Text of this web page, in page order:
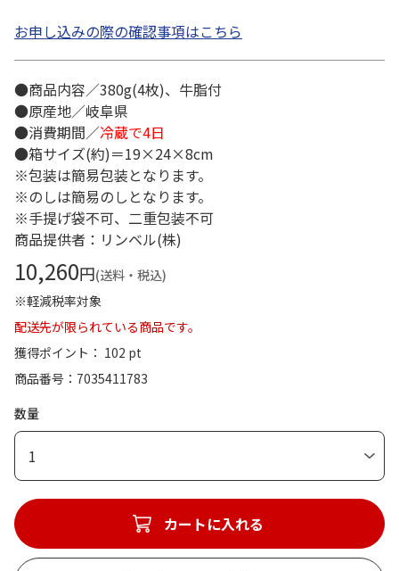
お申し込みの際の確認事項はこちら
●商品内容／380g(4枚)、牛脂付
●原産地／岐阜県
●消費期間／冷蔵で4日
●箱サイズ(約)＝19×24×8cm
※包装は簡易包装となります。
※のしは簡易のしとなります。
※手提げ袋不可、二重包装不可
商品提供者：リンベル(株)
10,260円(送料・税込)
※軽減税率対象
配送先が限られている商品です。
獲得ポイント： 102 pt
商品番号
7035411783
数量
1
カートに入れる